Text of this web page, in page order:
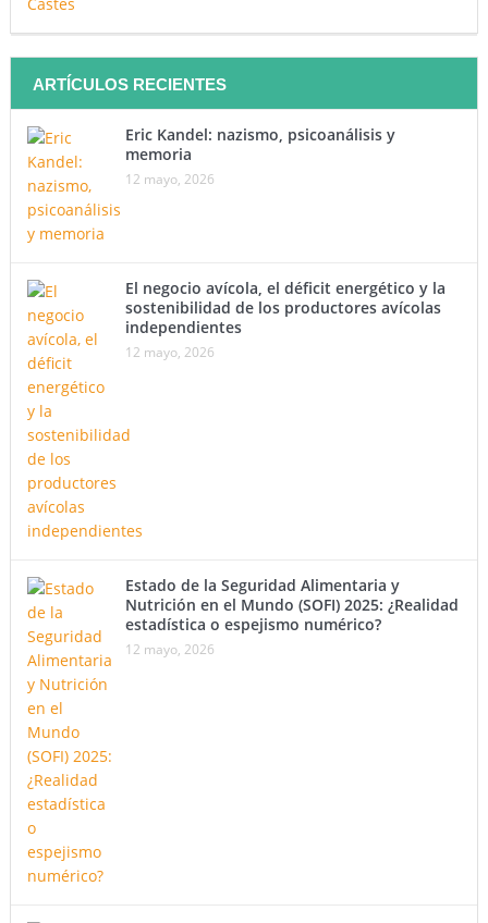
ARTÍCULOS RECIENTES
Eric Kandel: nazismo, psicoanálisis y
memoria
12 mayo, 2026
El negocio avícola, el déficit energético y la
sostenibilidad de los productores avícolas
independientes
12 mayo, 2026
Estado de la Seguridad Alimentaria y
Nutrición en el Mundo (SOFI) 2025: ¿Realidad
estadística o espejismo numérico?
12 mayo, 2026